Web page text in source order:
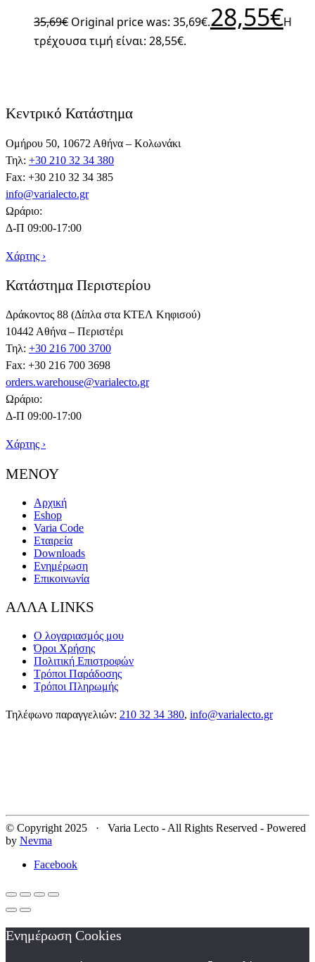
35,69€ Original price was: 35,69€.28,55€Η
τρέχουσα τιμή είναι: 28,55€.
Κεντρικό Κατάστημα
Ομήρου 50, 10672 Αθήνα – Κολωνάκι
Τηλ: +30 210 32 34 380
Fax: +30 210 32 34 385
info@varialecto.gr
Ωράριο:
Δ-Π 09:00-17:00
Χάρτης ›
Κατάστημα Περιστερίου
Δράκοντος 88 (Δίπλα στα ΚΤΕΛ Κηφισού)
10442 Αθήνα – Περιστέρι
Τηλ: +30 216 700 3700
Fax: +30 216 700 3698
orders.warehouse@varialecto.gr
Ωράριο:
Δ-Π 09:00-17:00
Χάρτης ›
ΜΕΝΟΥ
Αρχική
Eshop
Varia Code
Εταιρεία
Downloads
Ενημέρωση
Επικοινωνία
ΑΛΛΑ LINKS
Ο λογαριασμός μου
Όροι Χρήσης
Πολιτική Επιστροφών
Τρόποι Παράδοσης
Τρόποι Πληρωμής
Τηλέφωνο παραγγελιών: 210 32 34 380, info@varialecto.gr
© Copyright 2025 · Varia Lecto - All Rights Reserved - Powered
by Nevma
Facebook
Ενημέρωση Cookies